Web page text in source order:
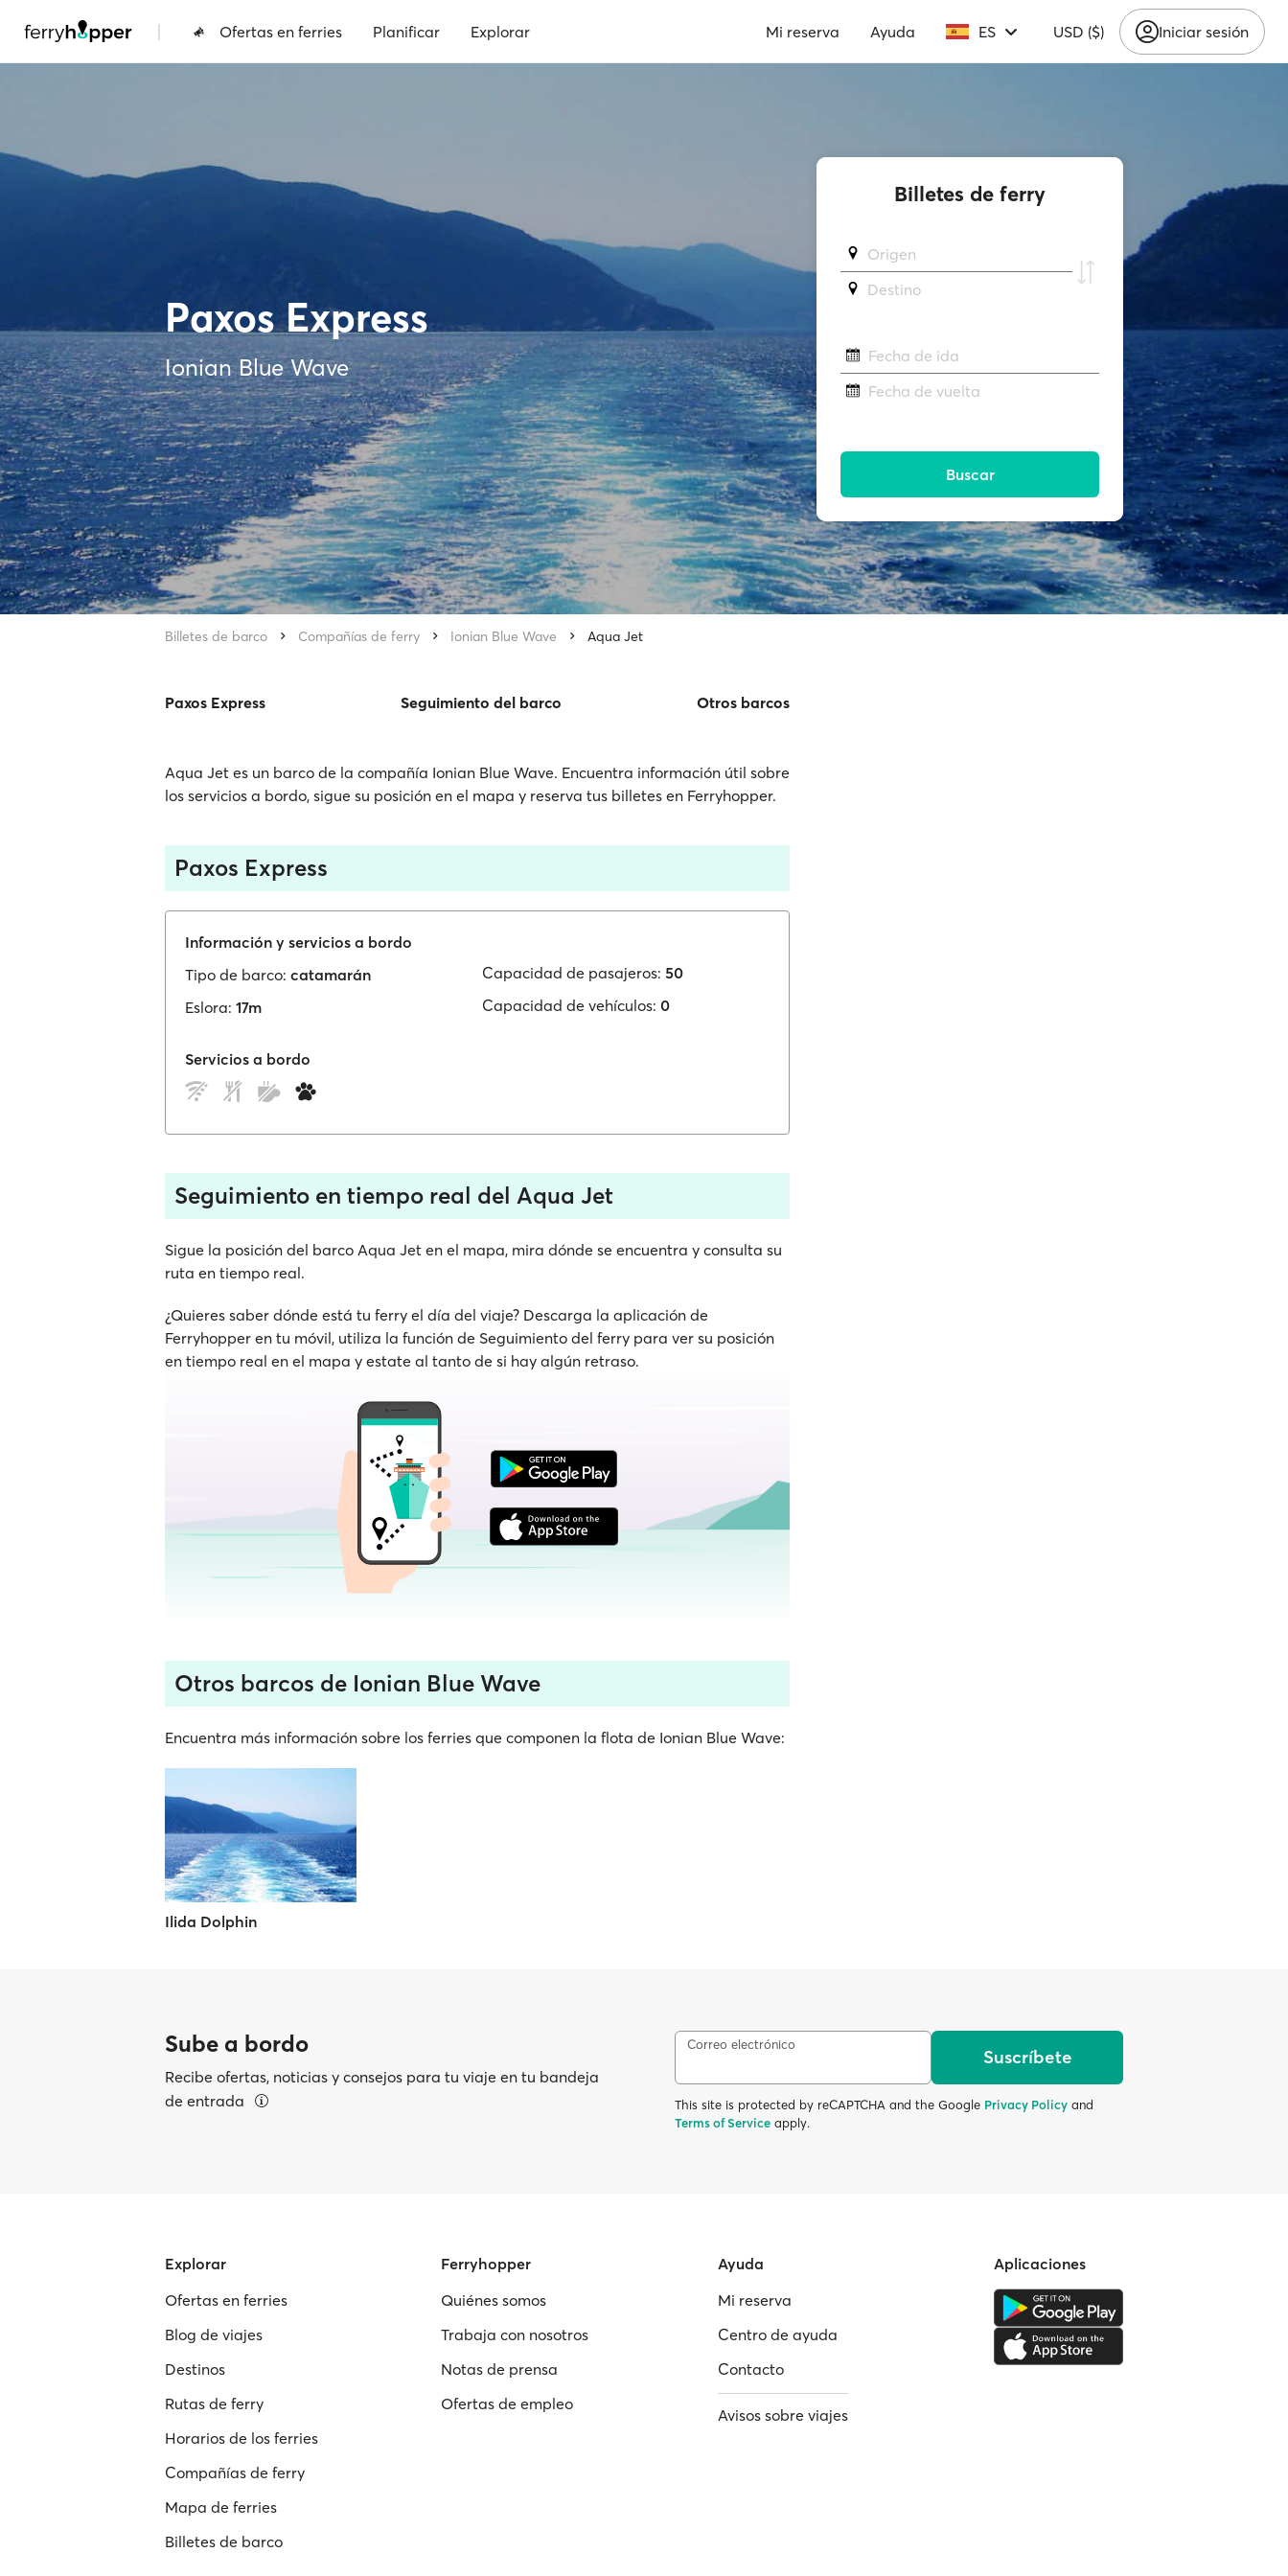
| Ofertas en ferries Planificar Explorar Mi reserva Ayuda ES USD ($) Iniciar sesión
Paxos Express
Ionian Blue Wave
Billetes de barco Compañías de ferry Ionian Blue Wave Aqua Jet
Paxos Express Seguimiento del barco Otros barcos
Aqua Jet es un barco de la compañía Ionian Blue Wave. Encuentra información útil sobre
los servicios a bordo, sigue su posición en el mapa y reserva tus billetes en Ferryhopper.
Paxos Express
Información y servicios a bordo
Tipo de barco: catamarán
Eslora: 17m
Capacidad de pasajeros: 50
Capacidad de vehículos: 0
Servicios a bordo
Seguimiento en tiempo real del Aqua Jet
Sigue la posición del barco Aqua Jet en el mapa, mira dónde se encuentra y consulta su
ruta en tiempo real.
¿Quieres saber dónde está tu ferry el día del viaje? Descarga la aplicación de
Ferryhopper en tu móvil, utiliza la función de Seguimiento del ferry para ver su posición
en tiempo real en el mapa y estate al tanto de si hay algún retraso.
Otros barcos de Ionian Blue Wave
Encuentra más información sobre los ferries que componen la flota de Ionian Blue Wave:
Ilida Dolphin
Billetes de ferry
Origen
Destino
Fecha de ida
Fecha de vuelta
Buscar
Sube a bordo
Recibe ofertas, noticias y consejos para tu viaje en tu bandeja
de entrada
Correo electrónico
Suscríbete
This site is protected by reCAPTCHA and the Google Privacy Policy and
Terms of Service apply.
Explorar
Ofertas en ferries
Blog de viajes
Destinos
Rutas de ferry
Horarios de los ferries
Compañías de ferry
Mapa de ferries
Billetes de barco
Ferryhopper
Quiénes somos
Trabaja con nosotros
Notas de prensa
Ofertas de empleo
Ayuda
Mi reserva
Centro de ayuda
Contacto
Avisos sobre viajes
Aplicaciones